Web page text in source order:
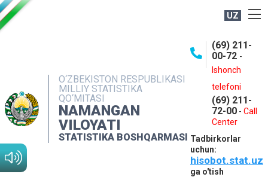
UZ
O‘ZBEKISTON RESPUBLIKASI
MILLIY STATISTIKA
QO‘MITASI
NAMANGAN
VILOYATI
STATISTIKA BOSHQARMASI
(69) 211-
00-72 -
Ishonch
telefoni
(69) 211-
72-00 - Call
Center
Tadbirkorlar
uchun:
hisobot.stat.uz
ga o'tish
NASHRLAR
INTERAKTIV XIZMATLAR
MATBUOT XIZMATI
MUROJAATLAR